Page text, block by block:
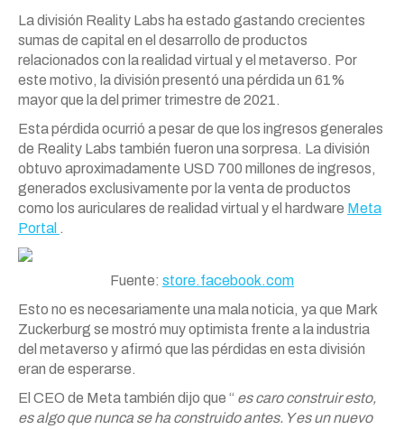
La división Reality Labs ha estado gastando crecientes
sumas de capital en el desarrollo de productos
relacionados con la realidad virtual y el metaverso. Por
este motivo, la división presentó una pérdida un 61%
mayor que la del primer trimestre de 2021.
Esta pérdida ocurrió a pesar de que los ingresos generales
de Reality Labs también fueron una sorpresa. La división
obtuvo aproximadamente USD 700 millones de ingresos,
generados exclusivamente por la venta de productos
como los auriculares de realidad virtual y el hardware Meta
Portal .
Fuente: store.facebook.com
Esto no es necesariamente una mala noticia, ya que Mark
Zuckerburg se mostró muy optimista frente a la industria
del metaverso y afirmó que las pérdidas en esta división
eran de esperarse.
El CEO de Meta también dijo que “ es caro construir esto,
es algo que nunca se ha construido antes. Y es un nuevo